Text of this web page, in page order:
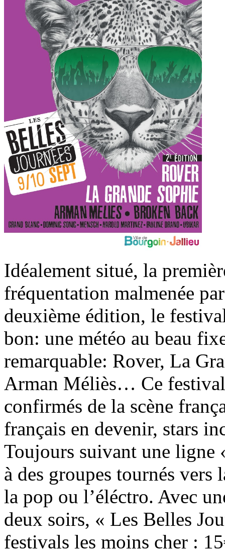
Idéalement situé, la
fréquentation malmenée
deuxième édition, le
bon: une météo au beau
remarquable: Rover, La
Arman Méliès… Ce
confirmés de la scène
français en devenir, stars
Toujours suivant une ligne
à des groupes tournés vers
la pop ou l’éléctro. Avec
deux soirs, « Les Belles
festivals les moins cher :